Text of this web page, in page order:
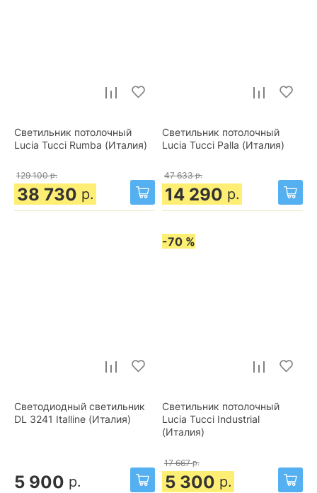
Светильник потолочный
Lucia Tucci Rumba (Италия)
129 100 р.
38 730 р.
Светильник потолочный
Lucia Tucci Palla (Италия)
47 633 р.
14 290 р.
Светодиодный светильник
DL 3241 Italline (Италия)
5 900 р.
-70 %
Светильник потолочный
Lucia Tucci Industrial
(Италия)
17 667 р.
5 300 р.